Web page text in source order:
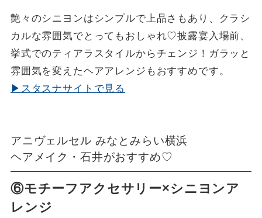
艶々のシニヨンはシンプルで上品さもあり、クラシ
カルな雰囲気でとってもおしゃれ♡披露宴入場前、
挙式でのティアラスタイルからチェンジ！ガラッと
雰囲気を変えたヘアアレンジもおすすめです。
▶スタスナサイトで見る
アニヴェルセル みなとみらい横浜
ヘアメイク・石井がおすすめ♡
⑥モチーフアクセサリー×シニヨンア
レンジ